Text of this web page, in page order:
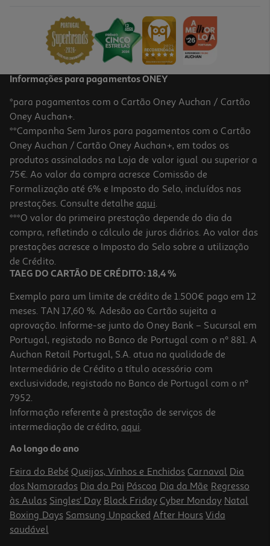
51,59 €
Água Micelar Neutrogena Hidro Boost 400ml
46.22 €/Lt
18,49 €
Gel Uriage Fresco Desmaquilhante 150ml
106.07 €/Lt
15,91 €
Informações para pagamentos ONEY
*para pagamentos com o Cartão Oney Auchan / Cartão
Oney Auchan+.
**Campanha Sem Juros para pagamentos com o Cartão
Oney Auchan / Cartão Oney Auchan+, em todos os
produtos assinalados na Loja de valor igual ou superior a
75€. Ao valor da compra acresce Comissão de
Formalização até 6% e Imposto do Selo, incluídos nas
prestações. Consulte detalhe aqui.
***O valor da primeira prestação depende do dia da
compra, refletindo o cálculo de juros diários. Ao valor das
prestações acresce o Imposto do Selo sobre a utilização
de Crédito.
TAEG DO CARTÃO DE CRÉDITO: 18,4 %
Exemplo para um limite de crédito de 1.500€ pago em 12
meses. TAN 17,60 %. Adesão ao Cartão sujeita a
aprovação. Informe-se junto do Oney Bank – Sucursal em
Portugal, registado no Banco de Portugal com o nº 881. A
Auchan Retail Portugal, S.A. atua na qualidade de
Intermediário de Crédito a título acessório com
exclusividade, registado no Banco de Portugal com o nº
7952.
Informação referente à prestação de serviços de
intermediação de crédito, aqui.
Ao longo do ano
Feira do Bebé Queijos, Vinhos e Enchidos Carnaval Dia
dos Namorados Dia do Pai Páscoa Dia da Mãe Regresso
às Aulas Singles' Day Black Friday Cyber Monday Natal
Boxing Days Samsung Unpacked After Hours Vida
saudável